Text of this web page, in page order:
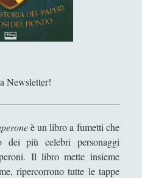
Newsletter!
è un libro a fumetti che
più celebri personaggi
Il libro mette insieme
ripercorrono tutte le tappe